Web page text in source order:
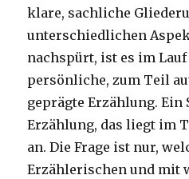
klare, sachliche
unterschiedlichen
nachspürt, ist es im
persönliche, zum Teil
geprägte Erzählung. Ein
Erzählung, das liegt im
an. Die Frage ist nur,
Erzählerischen und mit